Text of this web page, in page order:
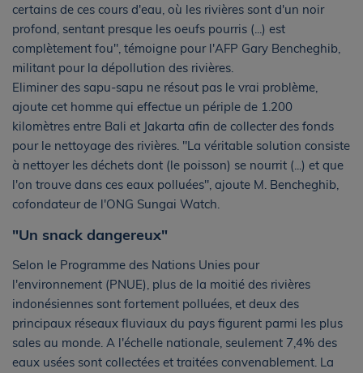
certains de ces cours d'eau, où les rivières sont d'un noir
profond, sentant presque les oeufs pourris (...) est
complètement fou", témoigne pour l'AFP Gary Bencheghib,
militant pour la dépollution des rivières.
Eliminer des sapu-sapu ne résout pas le vrai problème,
ajoute cet homme qui effectue un périple de 1.200
kilomètres entre Bali et Jakarta afin de collecter des fonds
pour le nettoyage des rivières. "La véritable solution consiste
à nettoyer les déchets dont (le poisson) se nourrit (...) et que
l'on trouve dans ces eaux polluées", ajoute M. Bencheghib,
cofondateur de l'ONG Sungai Watch.
"Un snack dangereux"
Selon le Programme des Nations Unies pour
l'environnement (PNUE), plus de la moitié des rivières
indonésiennes sont fortement polluées, et deux des
principaux réseaux fluviaux du pays figurent parmi les plus
sales au monde. A l'échelle nationale, seulement 7,4% des
eaux usées sont collectées et traitées convenablement. La